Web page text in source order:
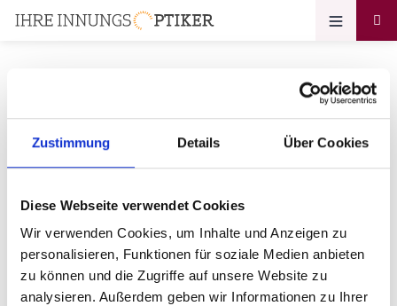
Zustimmung Details Über Cookies
Diese Webseite verwendet Cookies
Wir verwenden Cookies, um Inhalte und Anzeigen zu
personalisieren, Funktionen für soziale Medien anbieten
zu können und die Zugriffe auf unsere Website zu
analysieren. Außerdem geben wir Informationen zu Ihrer
Ihr Zugang zum
Optikerprofil
Optik Urnauer e. K. Inh. Thomas
Schindler
Bitte geben Sie Ihr Passwort ein: